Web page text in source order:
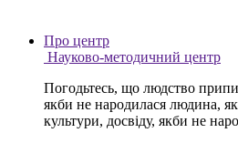
Про центр
Науково-методичний центр
Погодьтесь, що людство
якби не народилася людина,
культури, досвіду, якби не